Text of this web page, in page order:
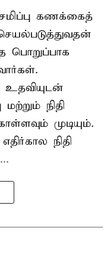
கணக்கைத்
பொறுப்பாக
நிதி
முடியும்.
நிதி